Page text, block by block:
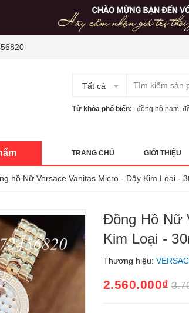
Tất cả
Từ khóa phổ biến: đồng hồ nam
TRANG CHỦ GIỚI THIỆU
hồ Nữ Versace Vanitas Micro - Dây Kim Loại -
Đồng Hồ Nữ
Kim Loại -
Thương hiệu:
2.560.000₫